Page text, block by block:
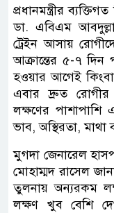
প্রধানমন্ত্রীর
ডা. এবিএম
ট্রেইন আসায়
আক্রান্তের ৫-৭
হওয়ার আগেই কিংবা
এবার দ্রুত রোগীর
লক্ষণের পাশাপাশি
ভাব, অস্থিরতা, মাথা
মুগদা জেনারেল
মোহাম্মদ রাসেল
তুলনায় অন্যরকম
লক্ষণ খুব বেশি